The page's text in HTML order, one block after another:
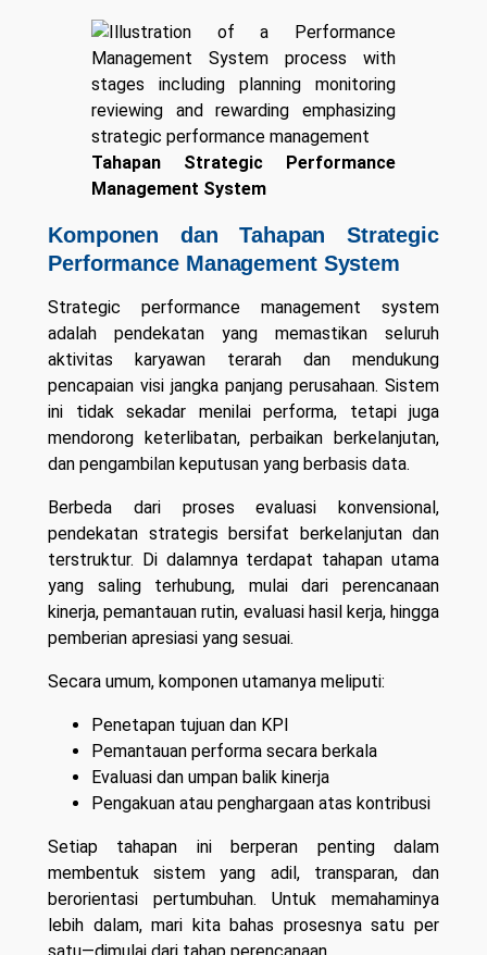
Tahapan Strategic Performance
Management System
Komponen dan Tahapan Strategic
Performance Management System
Strategic performance management system
adalah pendekatan yang memastikan seluruh
aktivitas karyawan terarah dan mendukung
pencapaian visi jangka panjang perusahaan. Sistem
ini tidak sekadar menilai performa, tetapi juga
mendorong keterlibatan, perbaikan berkelanjutan,
dan pengambilan keputusan yang berbasis data.
Berbeda dari proses evaluasi konvensional,
pendekatan strategis bersifat berkelanjutan dan
terstruktur. Di dalamnya terdapat tahapan utama
yang saling terhubung, mulai dari perencanaan
kinerja, pemantauan rutin, evaluasi hasil kerja, hingga
pemberian apresiasi yang sesuai.
Secara umum, komponen utamanya meliputi:
Penetapan tujuan dan KPI
Pemantauan performa secara berkala
Evaluasi dan umpan balik kinerja
Pengakuan atau penghargaan atas kontribusi
Setiap tahapan ini berperan penting dalam
membentuk sistem yang adil, transparan, dan
berorientasi pertumbuhan. Untuk memahaminya
lebih dalam, mari kita bahas prosesnya satu per